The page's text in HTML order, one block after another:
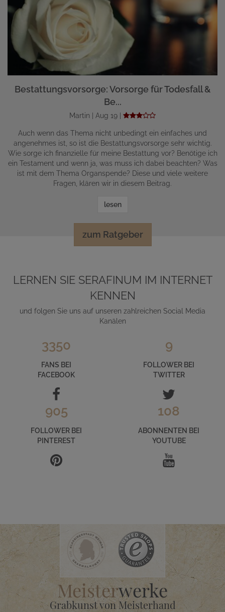
Bestattungsvorsorge: Vorsorge für Todesfall &
Be...
Martin | Aug 19 |
Auch wenn das Thema nicht unbedingt ein einfaches und
angenehmes ist, so ist die Bestattungsvorsorge sehr wichtig.
Wie sorge ich finanzielle für meine Bestattung vor? Benötige ich
ein Testament und wenn ja, was muss ich dabei beachten? Was
ist mit dem Thema Organspende? Diese und viele weitere
Fragen, klären wir in diesem Beitrag.
lesen
zum Ratgeber
LERNEN SIE SERAFINUM IM INTERNET
KENNEN
und folgen Sie uns auf unseren zahlreichen Social Media
Kanälen
3350
FANS BEI
FACEBOOK
9
FOLLOWER BEI
TWITTER
905
FOLLOWER BEI
PINTEREST
108
ABONNENTEN BEI
YOUTUBE
Meisterwerke
Grabkunst von Meisterhand